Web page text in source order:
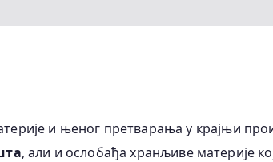
и њеног претварања у крајњи
, али и ослобађа хранљиве материје